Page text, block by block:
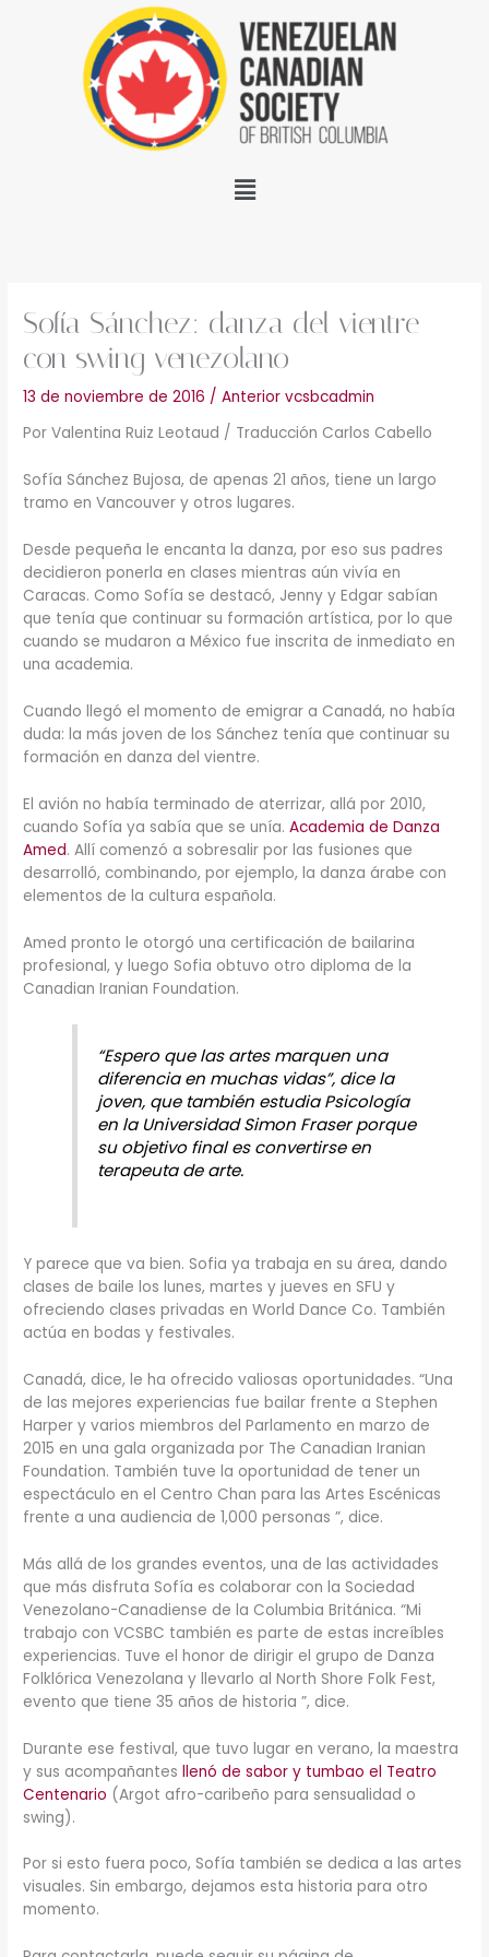
Pantalla
Sofía Sánchez: danza del vientre
con swing venezolano
13 de noviembre de 2016 / Anteriorvcsbcadmin
Por Valentina Ruiz Leotaud / Traducción Carlos Cabello
Sofía Sánchez Bujosa, de apenas 21 años, tiene un largo
tramo en Vancouver y otros lugares.
Desde pequeña le encanta la danza, por eso sus padres
decidieron ponerla en clases mientras aún vivía en
Caracas. Como Sofía se destacó, Jenny y Edgar sabían
que tenía que continuar su formación artística, por lo que
cuando se mudaron a México fue inscrita de inmediato en
una academia.
Cuando llegó el momento de emigrar a Canadá, no había
duda: la más joven de los Sánchez tenía que continuar su
formación en danza del vientre.
El avión no había terminado de aterrizar, allá por 2010,
cuando Sofía ya sabía que se unía.Academia de Danza
Amed. Allí comenzó a sobresalir por las fusiones que
desarrolló, combinando, por ejemplo, la danza árabe con
elementos de la cultura española.
Amed pronto le otorgó una certificación de bailarina
profesional, y luego Sofia obtuvo otro diploma de la
Canadian Iranian Foundation.
“Espero que las artes marquen una
diferencia en muchas vidas”, dice la
joven, que también estudia Psicología
en la Universidad Simon Fraser porque
su objetivo final es convertirse en
terapeuta de arte.
Y parece que va bien. Sofia ya trabaja en su área, dando
clases de baile los lunes, martes y jueves en SFU y
ofreciendo clases privadas en World Dance Co. También
actúa en bodas y festivales.
Canadá, dice, le ha ofrecido valiosas oportunidades. “Una
de las mejores experiencias fue bailar frente a Stephen
Harper y varios miembros del Parlamento en marzo de
2015 en una gala organizada por The Canadian Iranian
Foundation. También tuve la oportunidad de tener un
espectáculo en el Centro Chan para las Artes Escénicas
frente a una audiencia de 1,000 personas ”, dice.
Más allá de los grandes eventos, una de las actividades
que más disfruta Sofía es colaborar con la Sociedad
Venezolano-Canadiense de la Columbia Británica. “Mi
trabajo con VCSBC también es parte de estas increíbles
experiencias. Tuve el honor de dirigir el grupo de Danza
Folklórica Venezolana y llevarlo al North Shore Folk Fest,
evento que tiene 35 años de historia ”, dice.
Durante ese festival, que tuvo lugar en verano, la maestra
y sus acompañantesllenó de sabor y tumbao el Teatro
Centenario (Argot afro-caribeño para sensualidad o
swing).
Por si esto fuera poco, Sofía también se dedica a las artes
visuales. Sin embargo, dejamos esta historia para otro
momento.